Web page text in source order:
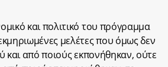
και πολιτικό του πρόγραμμα
μελέτες που όμως δεν
και από ποιούς εκπονήθηκαν, ούτε